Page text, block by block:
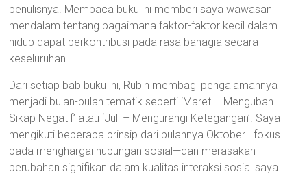
penulisnya. Membaca buku ini memberi saya wawasan
mendalam tentang bagaimana faktor-faktor kecil dalam
hidup dapat berkontribusi pada rasa bahagia secara
keseluruhan.
Dari setiap bab buku ini, Rubin membagi pengalamannya
menjadi bulan-bulan tematik seperti ‘Maret – Mengubah
Sikap Negatif’ atau ‘Juli – Mengurangi Ketegangan’. Saya
mengikuti beberapa prinsip dari bulannya Oktober—fokus
pada menghargai hubungan sosial—dan merasakan
perubahan signifikan dalam kualitas interaksi sosial saya